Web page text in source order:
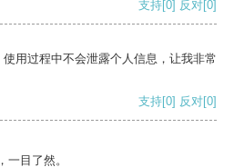
支持[0] 反对[0]
用过程中不会泄露个人信息，让我非常
支持[0] 反对[0]
目了然。